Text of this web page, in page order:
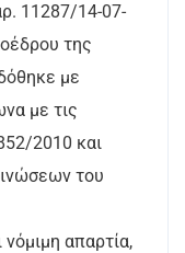
11287/14-07-
της
με
με τις
2010 και
του
απαρτία,